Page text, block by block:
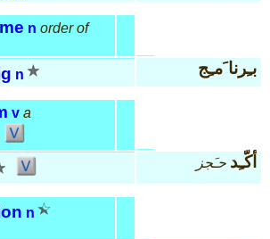
n order of
n بـِرنا َمـِج
v a
أكّـِد حـَجز
n